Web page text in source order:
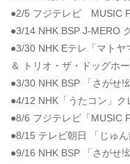
●2/5 フジテレビ MUSIC
●3/14 NHK BSP J-MERO
●3/30 NHK Eテレ「マト
＆ トリオ・ザ・ドッグホ
●3/30 NHK BSP 「さがせ!
●4/12 NHK「うたコン」
●8/6 フジテレビ「MUSIC
●8/15 テレビ朝日 「じゅ
●9/16 NHK BSP 「さがせ!